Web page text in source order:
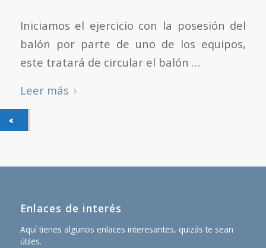
Iniciamos el ejercicio con la posesión del
balón por parte de uno de los equipos,
este tratará de circular el balón …
Leer más
Enlaces de interés
Aquí tienes algunos enlaces interesantes, quizás te sean
útiles.